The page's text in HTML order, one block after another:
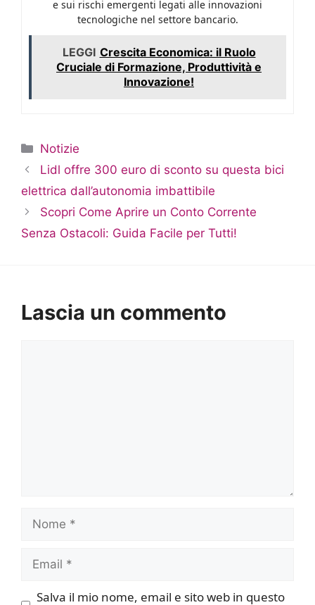
e sui rischi emergenti legati alle innovazioni
tecnologiche nel settore bancario.
LEGGI Crescita Economica: il Ruolo
Cruciale di Formazione, Produttività e
Innovazione!
Categorie
Notizie
Lidl offre 300 euro di sconto su questa bici
elettrica dall’autonomia imbattibile
Scopri Come Aprire un Conto Corrente
Senza Ostacoli: Guida Facile per Tutti!
Lascia un commento
Salva il mio nome, email e sito web in questo